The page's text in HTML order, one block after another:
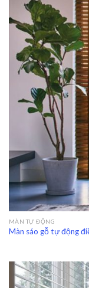
MÀN TỰ ĐỘNG
Màn sáo gỗ tự động